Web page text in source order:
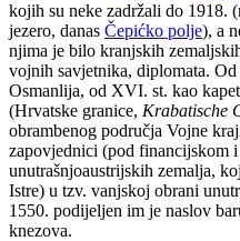
kojih su neke zadržali do 1918.
jezero, danas Čepićko polje), a
njima je bilo kranjskih
vojnih savjetnika, diplomata.
Osmanlija, od XVI. st. kao
(Hrvatske granice, Krabatische
obrambenog područja Vojne
zapovjednici (pod financijskom
unutrašnjoaustrijskih zemalja,
Istre) u tzv. vanjskoj obrani
1550. podijeljen im je naslov
knezova.